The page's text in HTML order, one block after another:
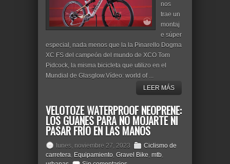
nos
trae un
montaj
e súper
especial, nada menos que la la Pinarello Dogma
XC FS del campeón del mundo de XCO Tom
Pidcock, la misma bicicleta que utilizo en el
Mundial de Glasglow.Vídeo: world of ...
LEER MÁS
VELOTOZE WATERPROOF NEOPRENE:
LOS GUANES PARA NO MOJARTE NI
PASAR FRÍO EN LAS MANOS
lunes, noviembre 27, 2023
Ciclismo de
carretera, Equipamiento, Gravel Bike, mtb,